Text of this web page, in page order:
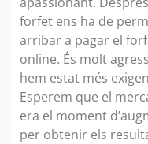
forfet ens ha de
arribar a pagar el
online. És molt
hem estat més
Esperem que el
era el moment
per obtenir els